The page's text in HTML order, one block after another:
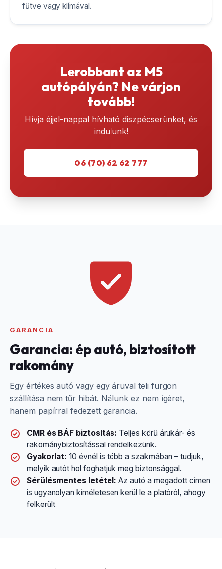
fűtve vagy klímával.
Lerobbant az M5
autópályán? Ne várjon
tovább!
Hívja éjjel-nappal hívható diszpécserünket, és
indulunk!
06 (70) 62 62 777
GARANCIA
Garancia: ép autó, biztosított
rakomány
Egy értékes autó vagy egy áruval teli furgon
szállítása nem tűr hibát. Nálunk ez nem ígéret,
hanem papírral fedezett garancia.
CMR és BÁF biztosítás: Teljes körű árukár- és
rakománybiztosítással rendelkezünk.
Gyakorlat: 10 évnél is több a szakmában – tudjuk,
melyik autót hol foghatjuk meg biztonsággal.
Sérülésmentes letétel: Az autó a megadott címen
is ugyanolyan kíméletesen kerül le a platóról, ahogy
felkerült.